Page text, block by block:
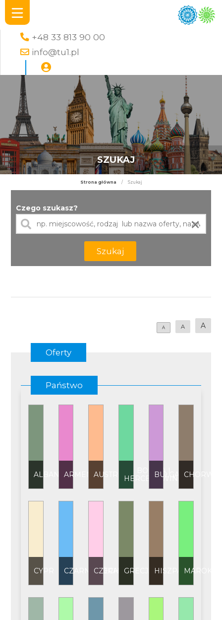
+48 33 813 90 00
info@tu1.pl
SZUKAJ
Strona główna / Szukaj
Czego szukasz?
×
Szukaj
A A A
Oferty
Państwo
ALBANIAARMENIAAUSTRIA
BOŚNIA I
HERCEGOWINA
BUŁGARIA
CYPR CZARNOGÓRA
CZECHY GRECJA HISZPANIAMAROKO